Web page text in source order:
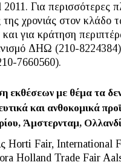
Για περισσότερες
της χρονιάς στον κλάδο
για κράτηση
ΔΗΩ (210-8224384)
7660560).
εκθέσεων με θέμα τα
και ανθοκομικά
Άμστερνταμ,
Horti Fair, International
Holland Trade Fair